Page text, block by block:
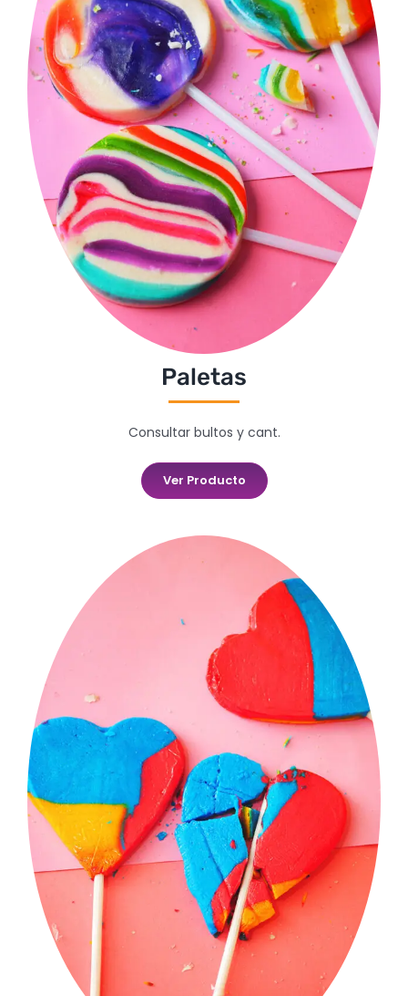
Paletas
Consultar bultos y cant.
Ver Producto